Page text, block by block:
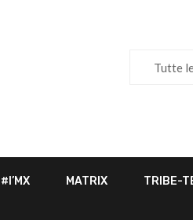
Tutte
#I’MX MATRIX TRIBE-